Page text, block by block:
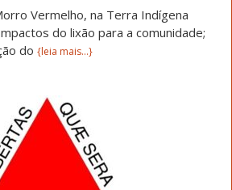
Vermelho, na Terra Indígena
do lixão para a comunidade;
do {leia mais...}